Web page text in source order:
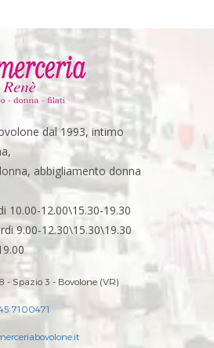
dal 1993, intimo
abbigliamento donna
10.00-12.00\15.30-19.30
9.00-12.30\15.30\19.30
- Spazio 3 - Bovolone (VR)
7100471